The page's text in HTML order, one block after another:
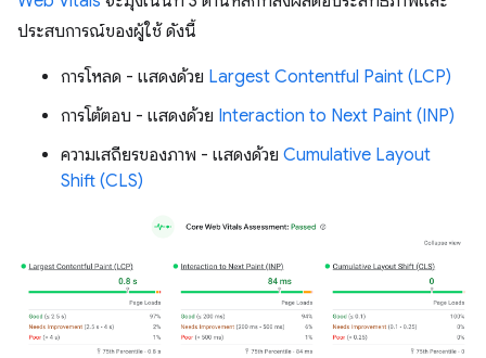
ประสบการณ์ของผู้ใช้ ดังนี้
การโหลด - แสดงด้วย Largest Contentful Paint (LCP)
การโต้ตอบ - แสดงด้วย Interaction to Next Paint (INP)
ความเสถียรของภาพ - แสดงด้วย Cumulative Layout
Shift (CLS)